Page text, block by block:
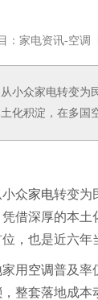
：家电资讯-空调
小众家电转变
化积淀，在多国
众家电转变为
借深厚的本土
，也是近六
用 空调普及率
整套落地成本